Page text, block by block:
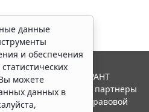
данные
и обеспечения
можете
данных в
2026. Система ГАРАНТ
"Гарант" и ее партнеры
ассоциации правовой